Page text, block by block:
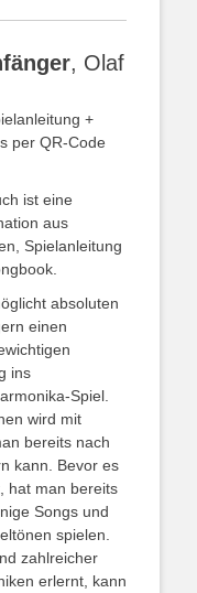
, Olaf
+
per QR-Code
ist eine
aus
Spielanleitung
absoluten
einen
ins
Spiel.
wird mit
bereits nach
kann. Bevor es
hat man bereits
Songs und
spielen.
zahlreicher
erlernt, kann